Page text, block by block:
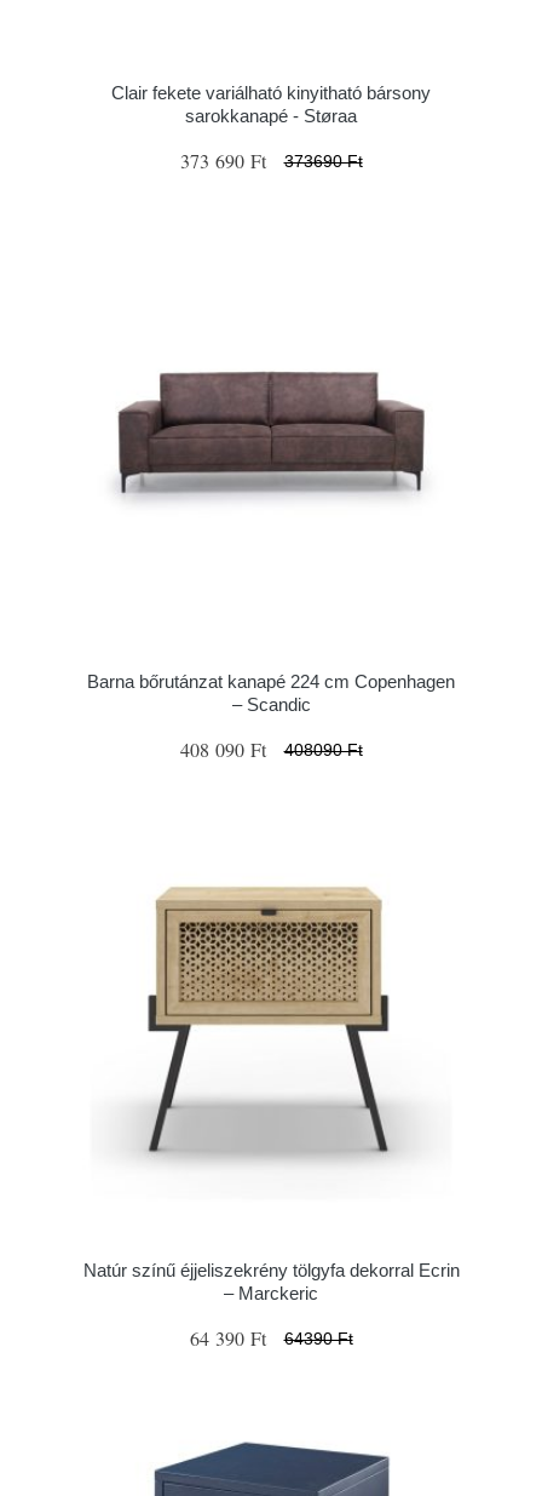
Clair fekete variálható kinyitható bársony
sarokkanapé - Støraa
373 690 Ft 373690 Ft
Barna bőrutánzat kanapé 224 cm Copenhagen
– Scandic
408 090 Ft 408090 Ft
Natúr színű éjjeliszekrény tölgyfa dekorral Ecrin
– Marckeric
64 390 Ft 64390 Ft